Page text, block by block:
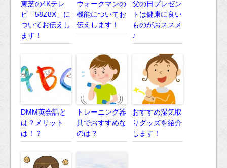
東芝の4Kテレ
ビ「58Z8X」に
ついてお伝えし
ます！
ウォークマンの
機能についてお
伝えします！
父の日プレゼン
トは健康に良い
ものがおススメ
♪
DMM英会話と
は？メリット
は！？
トレーニング器
具でおすすめな
のは？
おすすめ湿気取
りグッズを紹介
します！